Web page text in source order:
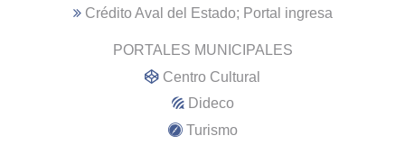
Crédito Aval del Estado; Portal ingresa
PORTALES MUNICIPALES
Centro Cultural
Dideco
Turismo